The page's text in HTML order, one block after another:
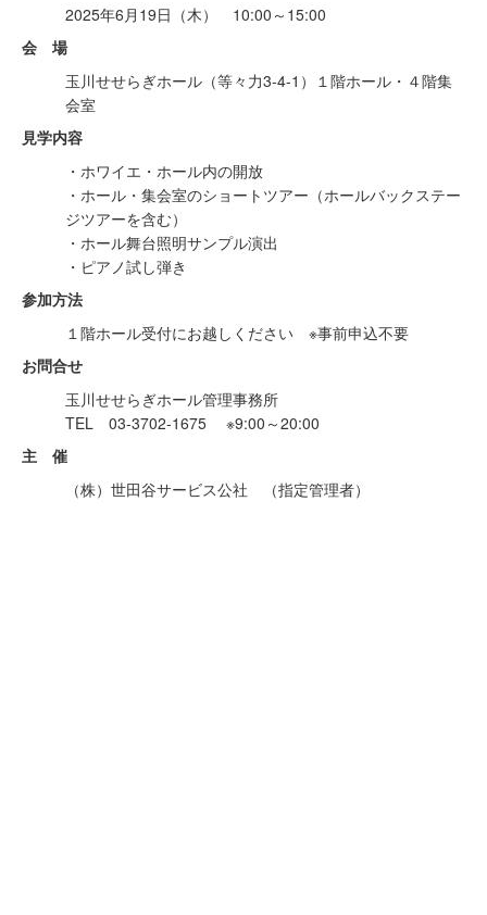
2025年6月19日（木） 10:00～15:00
会 場
玉川せせらぎホール（等々力3-4-1）１階ホール・４階集
会室
見学内容
・ホワイエ・ホール内の開放
・ホール・集会室のショートツアー（ホールバックステー
ジツアーを含む）
・ホール舞台照明サンプル演出
・ピアノ試し弾き
参加方法
１階ホール受付にお越しください ※事前申込不要
お問合せ
玉川せせらぎホール管理事務所
TEL 03-3702-1675 ※9:00～20:00
主 催
（株）世田谷サービス公社 （指定管理者）